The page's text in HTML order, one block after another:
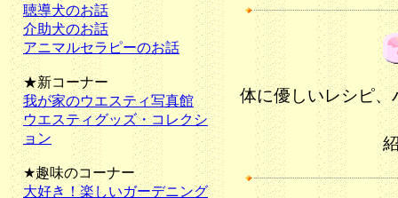
体に優しいレシピ
聴導犬のお話
介助犬のお話
アニマルセラピーのお話
★新コーナー
我が家のウエスティ写真館
ウエスティグッズ・コレクシ
ョン
★趣味のコーナー
大好き！楽しいガーデニング